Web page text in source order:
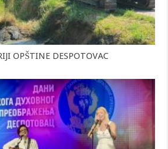
OPŠTINE DESPOTOVAC